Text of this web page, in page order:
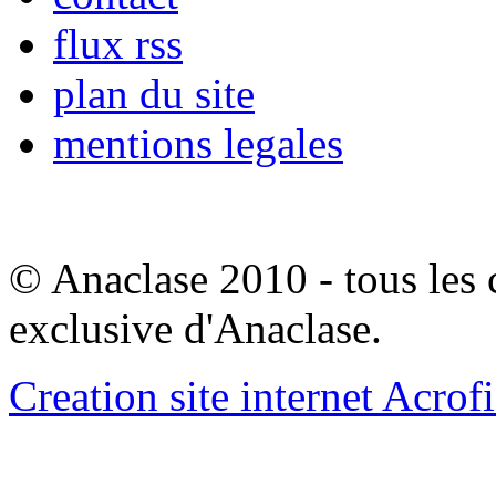
flux rss
plan du site
mentions legales
© Anaclase 2010 - tous les
exclusive d'Anaclase.
Creation site internet